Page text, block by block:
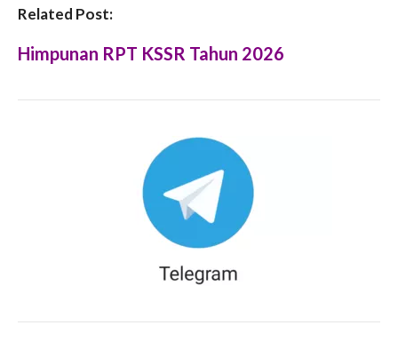
Related Post:
Himpunan RPT KSSR Tahun 2026